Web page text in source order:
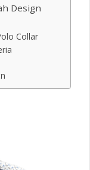
Design
Collar